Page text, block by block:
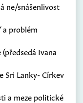
ne/snášenlivost
a problém
Ivana
Sri Lanky- Církev
a meze politické